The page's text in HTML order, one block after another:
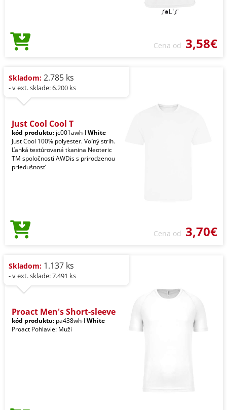
Cena od 3,58€
Skladom: 2.785 ks
- v ext. sklade: 6.200 ks
Just Cool Cool T
kód produktu: jc001awh-l White
Just Cool 100% polyester. Voľný strih.
Ľahká textúrovaná tkanina Neoteric
TM spoločnosti AWDis s prirodzenou
priedušnosť
Cena od 3,70€
Skladom: 1.137 ks
- v ext. sklade: 7.491 ks
Proact Men's Short-sleeve
kód produktu: pa438wh-l White
Proact Pohlavie: Muži